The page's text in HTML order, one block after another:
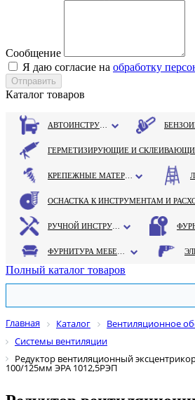
Сообщение
Я даю согласие на обработку
Каталог товаров
Полный каталог товаров
Главная Каталог
Вентиляционное
Системы вентиляции
Редуктор вентиляционный
100/125мм ЭРА 1012,5РЭП